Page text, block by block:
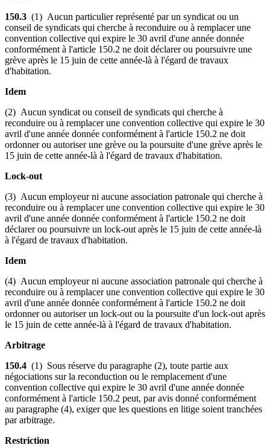
150.3 (1) Aucun particulier représenté par un syndicat ou un
conseil de syndicats qui cherche à reconduire ou à remplacer une
convention collective qui expire le 30 avril d'une année donnée
conformément à l'article 150.2 ne doit déclarer ou poursuivre une
grève après le 15 juin de cette année-là à l'égard de travaux
d'habitation.
Idem
(2) Aucun syndicat ou conseil de syndicats qui cherche à
reconduire ou à remplacer une convention collective qui expire le 30
avril d'une année donnée conformément à l'article 150.2 ne doit
ordonner ou autoriser une grève ou la poursuite d'une grève après le
15 juin de cette année-là à l'égard de travaux d'habitation.
Lock-out
(3) Aucun employeur ni aucune association patronale qui cherche à
reconduire ou à remplacer une convention collective qui expire le 30
avril d'une année donnée conformément à l'article 150.2 ne doit
déclarer ou poursuivre un lock-out après le 15 juin de cette année-là
à l'égard de travaux d'habitation.
Idem
(4) Aucun employeur ni aucune association patronale qui cherche à
reconduire ou à remplacer une convention collective qui expire le 30
avril d'une année donnée conformément à l'article 150.2 ne doit
ordonner ou autoriser un lock-out ou la poursuite d'un lock-out après
le 15 juin de cette année-là à l'égard de travaux d'habitation.
Arbitrage
150.4 (1) Sous réserve du paragraphe (2), toute partie aux
négociations sur la reconduction ou le remplacement d'une
convention collective qui expire le 30 avril d'une année donnée
conformément à l'article 150.2 peut, par avis donné conformément
au paragraphe (4), exiger que les questions en litige soient tranchées
par arbitrage.
Restriction